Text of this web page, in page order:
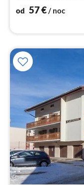
od 57€/ noc